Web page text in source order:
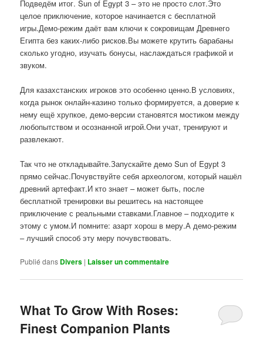
Подведём итог. Sun of Egypt 3 – это не просто слот.Это
целое приключение, которое начинается с бесплатной
игры.Демо-режим даёт вам ключи к сокровищам Древнего
Египта без каких-либо рисков.Вы можете крутить барабаны
сколько угодно, изучать бонусы, наслаждаться графикой и
звуком.
Для казахстанских игроков это особенно ценно.В условиях,
когда рынок онлайн-казино только формируется, а доверие к
нему ещё хрупкое, демо-версии становятся мостиком между
любопытством и осознанной игрой.Они учат, тренируют и
развлекают.
Так что не откладывайте.Запускайте демо Sun of Egypt 3
прямо сейчас.Почувствуйте себя археологом, который нашёл
древний артефакт.И кто знает – может быть, после
бесплатной тренировки вы решитесь на настоящее
приключение с реальными ставками.Главное – подходите к
этому с умом.И помните: азарт хорош в меру.А демо-режим
– лучший способ эту меру почувствовать.
Publié dans Divers | Laisser un commentaire
What To Grow With Roses:
Finest Companion Plants